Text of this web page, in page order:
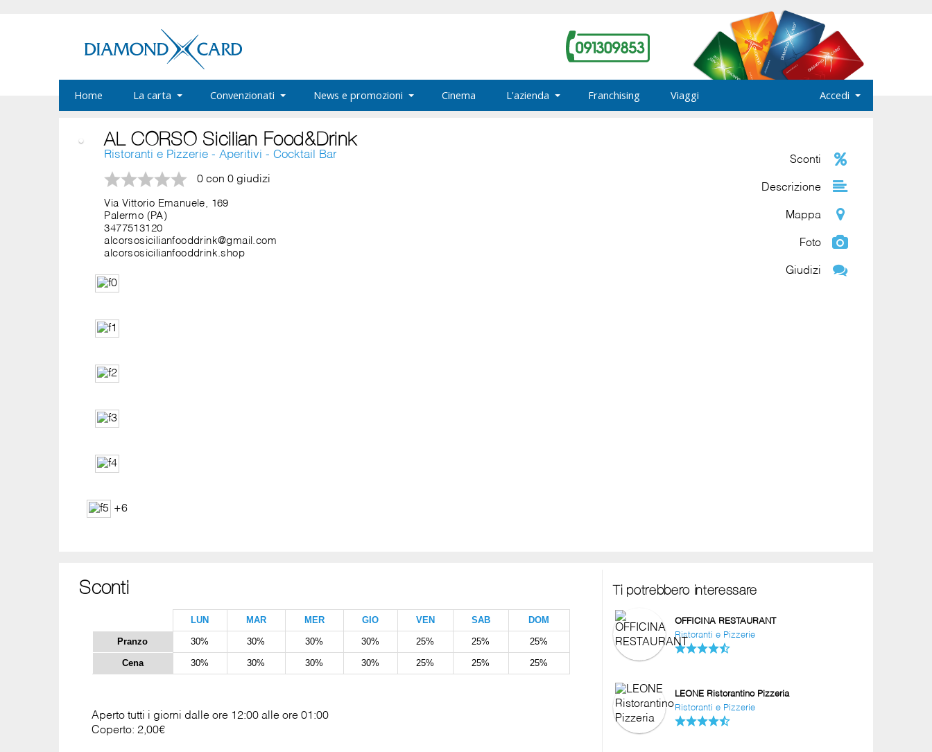
Home La carta Convenzionati News e promozioni Cinema L'azienda Franchising Viaggi Accedi
AL CORSO Sicilian Food&Drink
Ristoranti e Pizzerie - Aperitivi - Cocktail Bar
0 con 0 giudizi
Via Vittorio Emanuele, 169
Palermo (PA)
3477513120
alcorsosicilianfooddrink@gmail.com
alcorsosicilianfooddrink.shop
+6
Sconti
Descrizione
Mappa
Foto
Giudizi
Sconti
LUN MAR MER GIO VEN SAB DOM
Pranzo 30% 30% 30% 30% 25% 25% 25%
Cena 30% 30% 30% 30% 25% 25% 25%
Aperto tutti i giorni dalle ore 12:00 alle ore 01:00
Coperto: 2,00€
Ti potrebbero interessare
OFFICINA RESTAURANT
Ristoranti e Pizzerie
LEONE Ristorantino Pizzeria
Ristoranti e Pizzerie